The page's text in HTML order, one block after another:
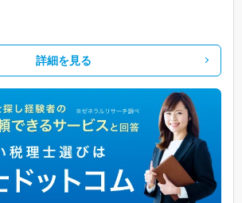
詳細を見る